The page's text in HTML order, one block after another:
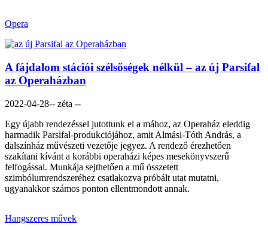
Opera
A fájdalom stációi szélsőségek nélkül – az új Parsifal
az Operaházban
2022-04-28-- zéta --
Egy újabb rendezéssel jutottunk el a mához, az Operaház eleddig
harmadik Parsifal-produkciójához, amit Almási-Tóth András, a
dalszínház művészeti vezetője jegyez. A rendező érezhetően
szakítani kívánt a korábbi operaházi képes mesekönyvszerű
felfogással. Munkája sejthetően a mű összetett
szimbólumrendszeréhez csatlakozva próbált utat mutatni,
ugyanakkor számos ponton ellentmondott annak.
Hangszeres művek